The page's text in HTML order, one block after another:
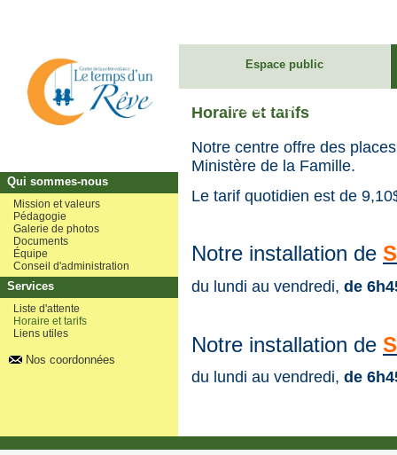
Espace public
Espace C.A.
Qui sommes-nous
Mission et valeurs
Pédagogie
Galerie de photos
Documents
Équipe
Conseil d'administration
Services
Liste d'attente
Horaire et tarifs
Liens utiles
Nos coordonnées
Horaire et tarifs
Notre centre offre des
Ministère de la Famille.
Le tarif quotidien est de
Notre installation de
du lundi au vendredi, de
Notre installation de
du lundi au vendredi, de